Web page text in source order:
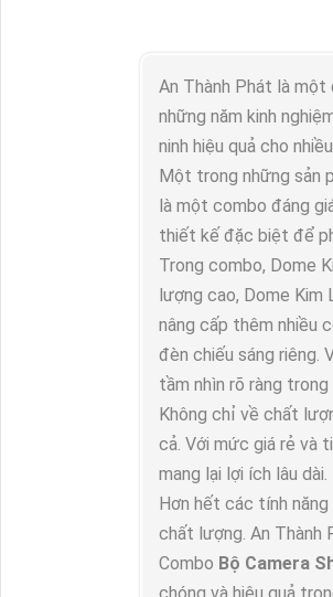
An Thành Phát là một
những năm kinh
ninh hiệu quả cho
Một trong những sản
là một combo đáng
thiết kế đặc biệt để
Trong combo, Dome
lượng cao, Dome Kim
nâng cấp thêm nhiều
đèn chiếu sáng riêng.
tầm nhìn rõ ràng trong
Không chỉ về chất
cả. Với mức giá rẻ và
mang lại lợi ích lâu dài.
Hơn hết các tính năng
chất lượng. An Thành
Combo Bộ Camera